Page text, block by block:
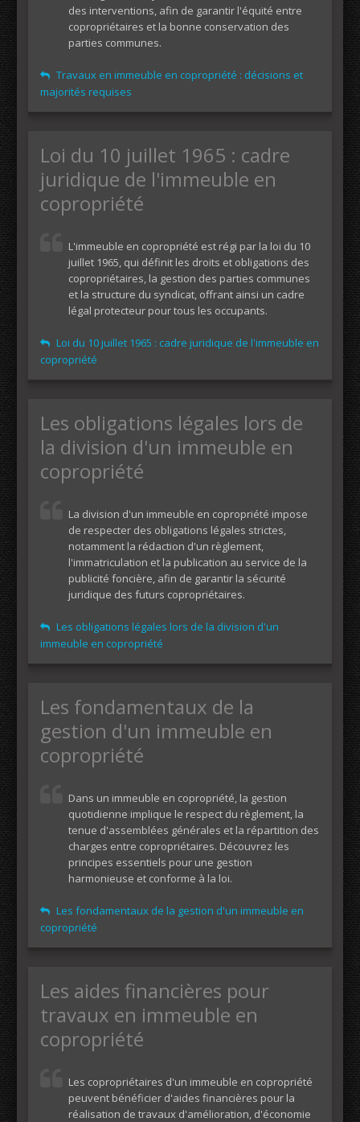
des interventions, afin de garantir l'équité entre
copropriétaires et la bonne conservation des
parties communes.
Travaux en immeuble en copropriété : décisions et
majorités requises
Loi du 10 juillet 1965 : cadre
juridique de l'immeuble en
copropriété
L'immeuble en copropriété est régi par la loi du 10
juillet 1965, qui définit les droits et obligations des
copropriétaires, la gestion des parties communes
et la structure du syndicat, offrant ainsi un cadre
légal protecteur pour tous les occupants.
Loi du 10 juillet 1965 : cadre juridique de l'immeuble en
copropriété
Les obligations légales lors de
la division d'un immeuble en
copropriété
La division d'un immeuble en copropriété impose
de respecter des obligations légales strictes,
notamment la rédaction d'un règlement,
l'immatriculation et la publication au service de la
publicité foncière, afin de garantir la sécurité
juridique des futurs copropriétaires.
Les obligations légales lors de la division d'un
immeuble en copropriété
Les fondamentaux de la
gestion d'un immeuble en
copropriété
Dans un immeuble en copropriété, la gestion
quotidienne implique le respect du règlement, la
tenue d'assemblées générales et la répartition des
charges entre copropriétaires. Découvrez les
principes essentiels pour une gestion
harmonieuse et conforme à la loi.
Les fondamentaux de la gestion d'un immeuble en
copropriété
Les aides financières pour
travaux en immeuble en
copropriété
Les copropriétaires d'un immeuble en copropriété
peuvent bénéficier d'aides financières pour la
réalisation de travaux d'amélioration, d'économie